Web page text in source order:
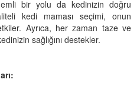
bir yolu da kedinizin doğru
kedi maması seçimi, onun
Ayrıca, her zaman taze ve
sağlığını destekler.